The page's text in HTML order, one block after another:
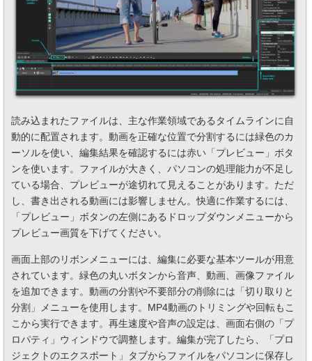
読み込まれたファイルは、主な作業領域であるタイムラインに自
動的に配置されます。動画を正確な位置で分割するには緑色のカ
ーソルを使い、編集結果を確認するには赤い「プレビュー」ボタ
ンを使います。ファイルが大きく、パソコンの処理能力が不足し
ている場合、プレビューが途切れて見えることがあります。ただ
し、書き出される動画には影響しません。快適に作業するには、
「プレビュー」ボタンの左側にあるドロップダウンメニューから
プレビュー画質を下げてください。
画面上部のリボンメニューには、編集に必要な基本ツールが用意
されています。緑色の丸いボタンから音声、動画、画像ファイル
を追加できます。動画の分割や不要部分の削除には「切り取りと
分割」メニューを使用します。MP4動画のトリミングや回転もこ
こから実行できます。再生速度や音声の設定は、画面右側の「プ
ロパティ」ウィンドウで調整します。編集が完了したら、「プロ
ジェクトのエクスポート」タブからファイルをパソコンに保存し